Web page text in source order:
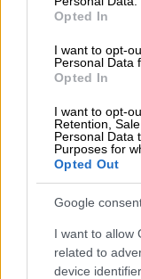
Opted In
I want to opt-
Personal Data
Opted In
I want to opt-
Retention,
Personal Data
Purposes for
Opted Out
Google
I want to allow
related to
device
συντονισμένη
υπηρεσίας,
τα διερχόμενα